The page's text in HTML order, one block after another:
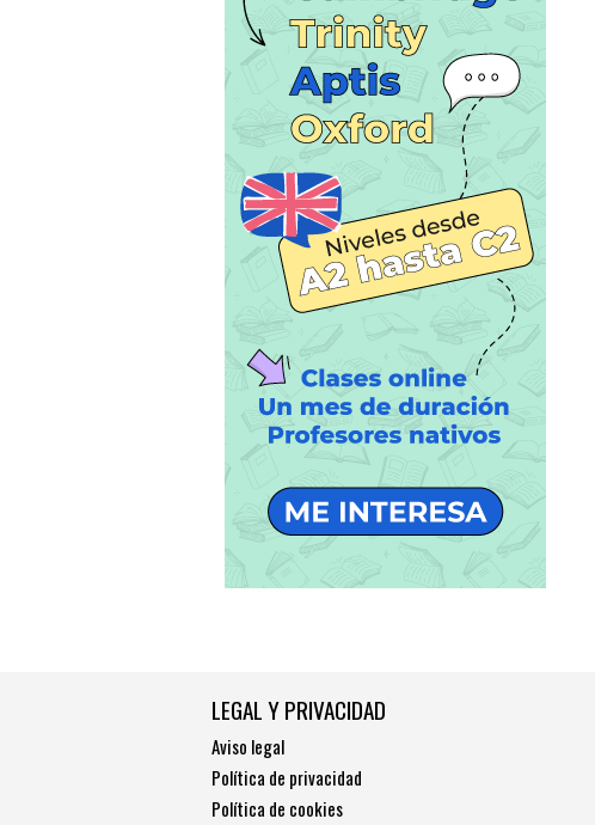
LEGAL Y PRIVACIDAD
Aviso legal
Política de privacidad
Política de cookies